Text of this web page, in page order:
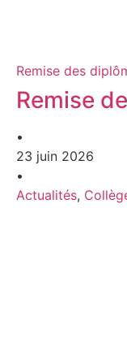
Remise des
Remise
•
23 juin 2026
•
Actualités,